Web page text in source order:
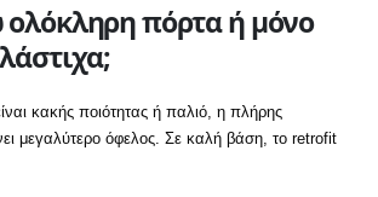
πόρτα ή μόνο
κακής ποιότητας ή παλιό, η πλήρης
μεγαλύτερο όφελος. Σε καλή βάση, το retrofit